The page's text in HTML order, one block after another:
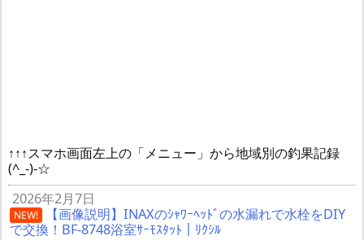
↑↑↑スマホ画面左上の「メニュー」から地域別の釣果記録
(^_-)-☆
2026年2月7日
NEW!
【画像説明】INAXのｼｬﾜｰﾍｯﾄﾞの水漏れで水栓をDIY
で交換！BF-8748浴室ｻｰﾓｽﾀｯﾄ｜ﾘｸｼﾙ